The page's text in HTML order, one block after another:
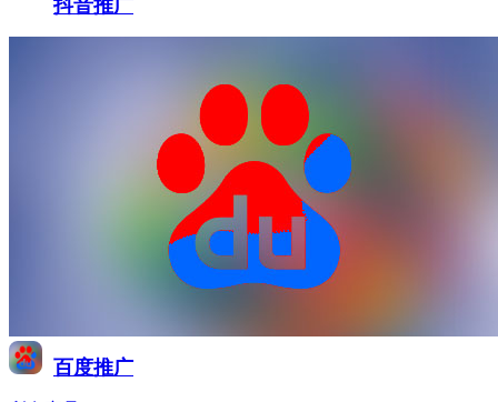
抖音推广
百度推广